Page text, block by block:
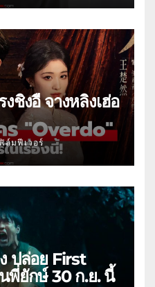
ชิงอี้ จางหลิงเฮ่อ
ล์มฟีเวอร์
ปล่อย First
พี่ยักษ์ 30 ก.ย. นี้